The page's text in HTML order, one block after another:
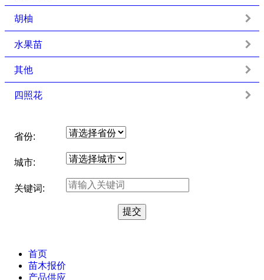
胡柚
水果苗
其他
四照花
省份:
城市:
关键词:
首页
苗木报价
产品供应